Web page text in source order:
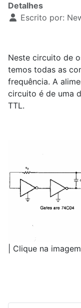
Detalhes
Escrito por:
Neste circuito de
temos todas as
frequência. A
circuito é de uma
TTL.
| Clique na